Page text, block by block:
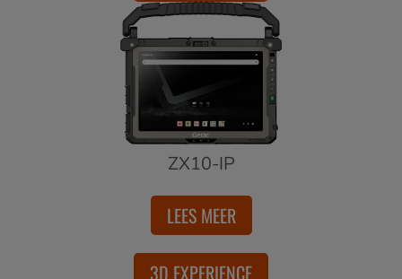
ZX10-IP
LEES MEER
3D EXPERIENCE